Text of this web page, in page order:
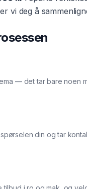
vi deg å
— det tar bare noen
din og tar